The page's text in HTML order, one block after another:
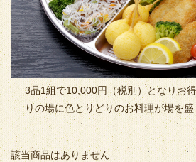
3品1組で10,000円（税別）となりお
りの場に色とりどりのお料理が場を盛
該当商品はありません